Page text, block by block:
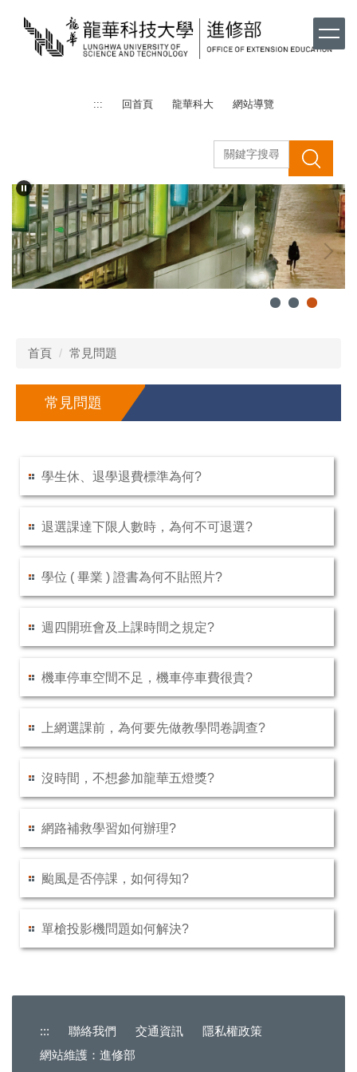
::: 回首頁 龍華科大 網站導覽
搜 尋
首頁 常見問題
常見問題
學生休、退學退費標準為何?
退選課達下限人數時，為何不可退選?
學位 ( 畢業 ) 證書為何不貼照片?
週四開班會及上課時間之規定?
機車停車空間不足，機車停車費很貴?
上網選課前，為何要先做教學問卷調查?
沒時間，不想參加龍華五燈獎?
網路補救學習如何辦理?
颱風是否停課，如何得知?
單槍投影機問題如何解決?
::: 聯絡我們 交通資訊
隱私權政策
網站維護：進修部